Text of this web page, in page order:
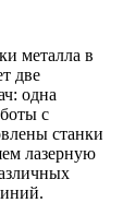
металла в
две
одна
с
станки
лазерную